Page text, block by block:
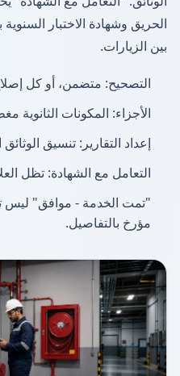
الحريق وشهادة الاختبار
بين الزيارات.
التصحيح: متضمن، أو كل
الأجزاء: المكونات الثانوية
إعداد التقارير: تنسيق
التعامل مع الشهادة: تظل
"تمت الخدمة - موافق" ليس
مؤرخ بالتفاصيل.